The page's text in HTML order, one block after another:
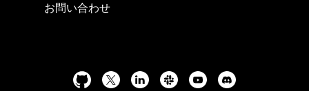
お問い合わせ